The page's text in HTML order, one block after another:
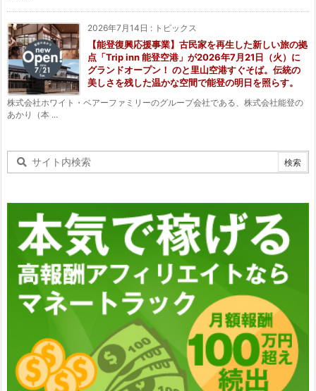
2026年7月14日 : トピックス
【能登復興応援事業】古民家を再生した新しい旅の拠
点「Trip inn 能登空港」が2026年7月21日（火）に
グランドオープン！ のと里山空港すぐそば。伝統の
美しさを残した温かな空間で能登の明日を照らす。
株式会社ホワイト・ベアーファミリーのグループ会社である、株式会社能登の
あかり（本 ...